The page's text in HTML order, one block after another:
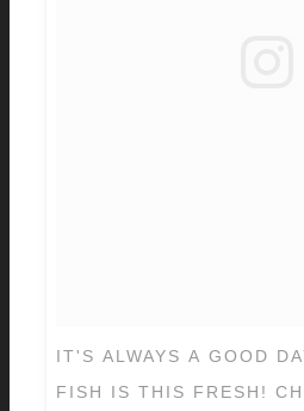
IT'S ALWAYS A GOOD
FISH IS THIS FRESH!